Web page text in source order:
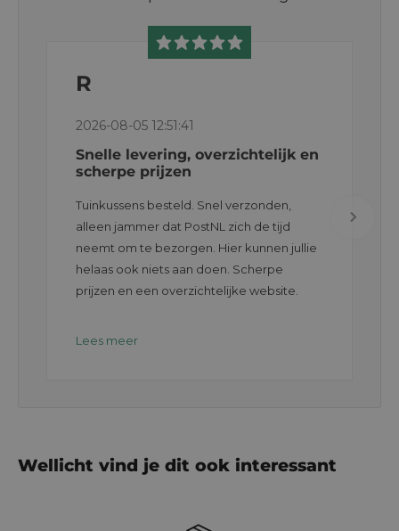
R
2026-08-05 12:51:41
Snelle levering, overzichtelijk en
scherpe prijzen
Tuinkussens besteld. Snel verzonden,
alleen jammer dat PostNL zich de tijd
neemt om te bezorgen. Hier kunnen jullie
helaas ook niets aan doen. Scherpe
prijzen en een overzichtelijke website.
Lees meer
Wellicht vind je dit ook interessant